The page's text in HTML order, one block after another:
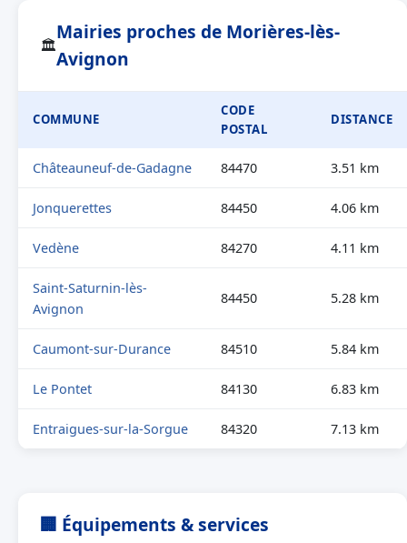
🏛
Mairies proches de Morières-lès-
Avignon
COMMUNE
CODE
POSTAL
DISTANCE
Châteauneuf-de-Gadagne 84470 3.51 km
Jonquerettes 84450 4.06 km
Vedène 84270 4.11 km
Saint-Saturnin-lès-
Avignon
84450 5.28 km
Caumont-sur-Durance 84510 5.84 km
Le Pontet 84130 6.83 km
Entraigues-sur-la-Sorgue 84320 7.13 km
🏢 Équipements & services